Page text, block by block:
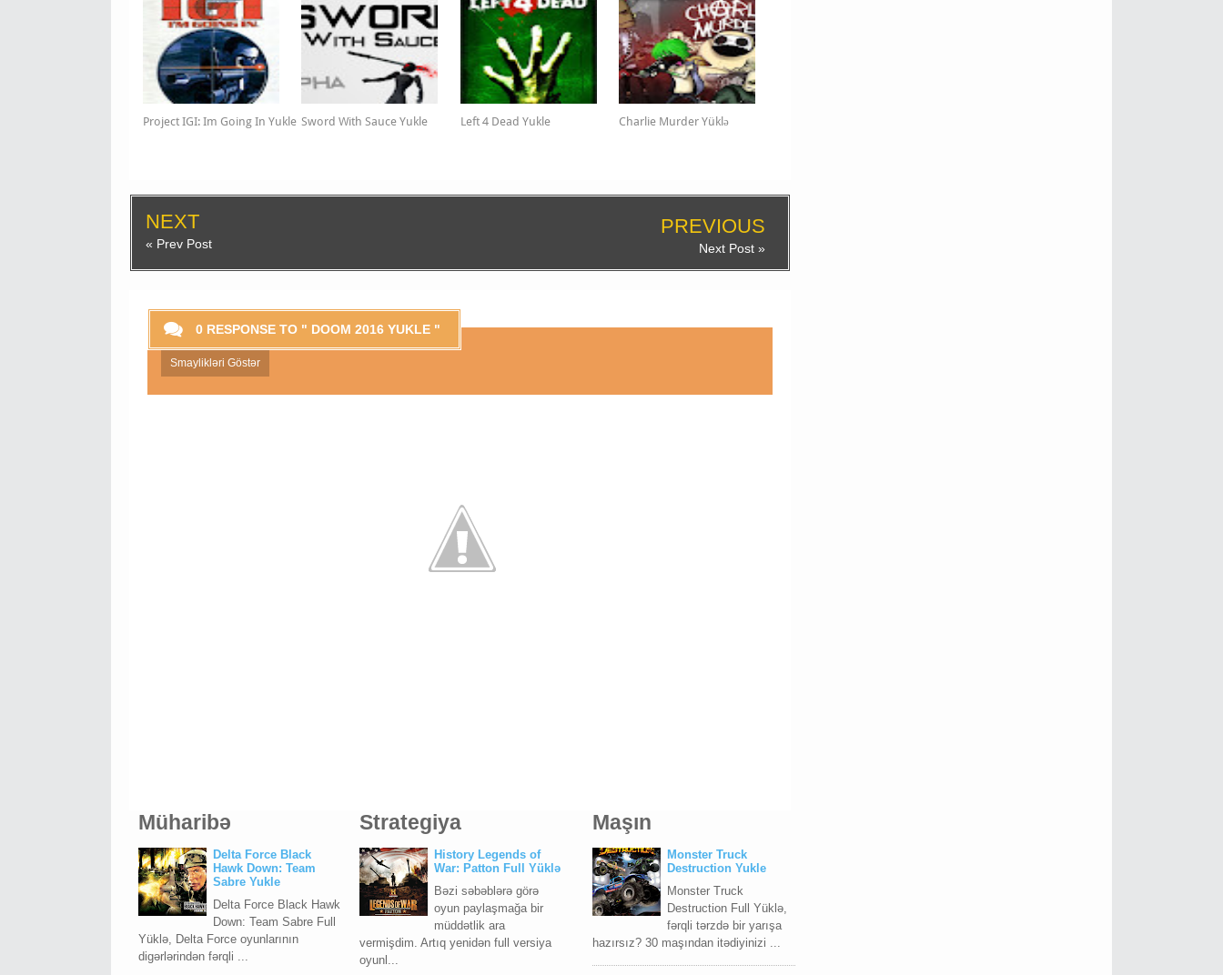
Project IGI: Im Going In Yukle Sword With Sauce Yukle Left 4 Dead Yukle Charlie Murder Yüklə
NEXT
« Prev Post
PREVIOUS
Next Post »
0 RESPONSE TO " DOOM 2016 YUKLE "
Smaylikləri Göstər
Müharibə
Delta Force Black
Hawk Down: Team
Sabre Yukle
Delta Force Black Hawk
Down: Team Sabre Full
Yüklə, Delta Force oyunlarının
digərlərindən fərqli ...
Maşın
Monster Truck
Destruction Yukle
Monster Truck
Destruction Full Yüklə,
fərqli tərzdə bir yarışa
hazırsız? 30 maşından itədiyinizi ...
Strategiya
History Legends of
War: Patton Full Yüklə
Bəzi səbəblərə görə
oyun paylaşmağa bir
müddətlik ara
vermişdim. Artıq yenidən full versiya
oyunl...